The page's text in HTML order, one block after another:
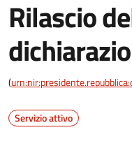
Rilascio
(
Servizio attivo